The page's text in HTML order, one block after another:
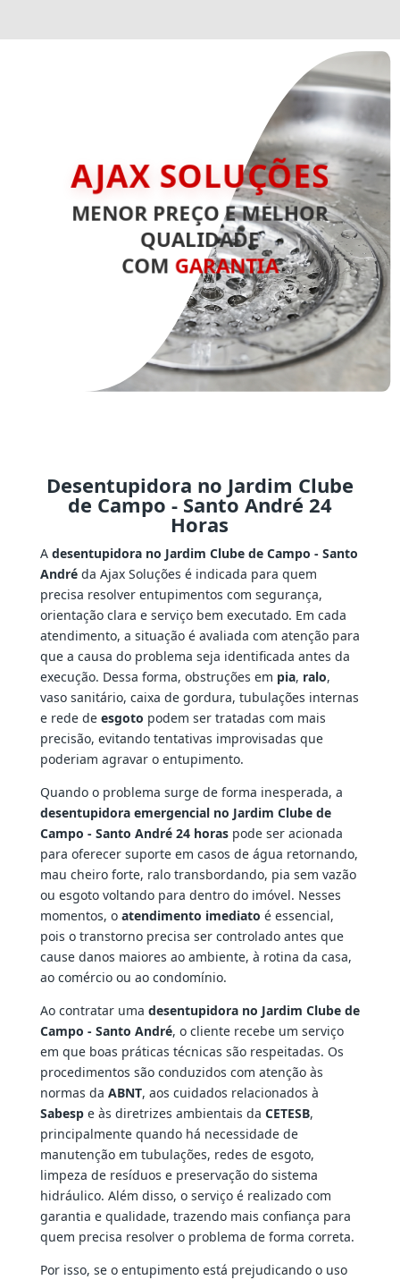
AJAX SOLUÇÕES
MENOR PREÇO E MELHOR
QUALIDADE
COM GARANTIA
Desentupidora no Jardim Clube
de Campo - Santo André 24
Horas
A desentupidora no Jardim Clube de Campo - Santo
Andréda Ajax Soluções é indicada para quem
precisa resolver entupimentos com segurança,
orientação clara e serviço bem executado. Em cada
atendimento, a situação é avaliada com atenção para
que a causa do problema seja identificada antes da
execução. Dessa forma, obstruções em pia, ralo,
vaso sanitário, caixa de gordura, tubulações internas
e rede de esgoto podem ser tratadas com mais
precisão, evitando tentativas improvisadas que
poderiam agravar o entupimento.
Quando o problema surge de forma inesperada, a
desentupidora emergencial no Jardim Clube de
Campo - Santo André 24 horaspode ser acionada
para oferecer suporte em casos de água retornando,
mau cheiro forte, ralo transbordando, pia sem vazão
ou esgoto voltando para dentro do imóvel. Nesses
momentos, o atendimento imediato é essencial,
pois o transtorno precisa ser controlado antes que
cause danos maiores ao ambiente, à rotina da casa,
ao comércio ou ao condomínio.
Ao contratar uma desentupidora no Jardim Clube de
Campo - Santo André, o cliente recebe um serviço
em que boas práticas técnicas são respeitadas. Os
procedimentos são conduzidos com atenção às
normas da ABNT, aos cuidados relacionados à
Sabespe às diretrizes ambientais da CETESB,
principalmente quando há necessidade de
manutenção em tubulações, redes de esgoto,
limpeza de resíduos e preservação do sistema
hidráulico. Além disso, o serviço é realizado com
garantia e qualidade, trazendo mais confiança para
quem precisa resolver o problema de forma correta.
Por isso, se o entupimento está prejudicando o uso